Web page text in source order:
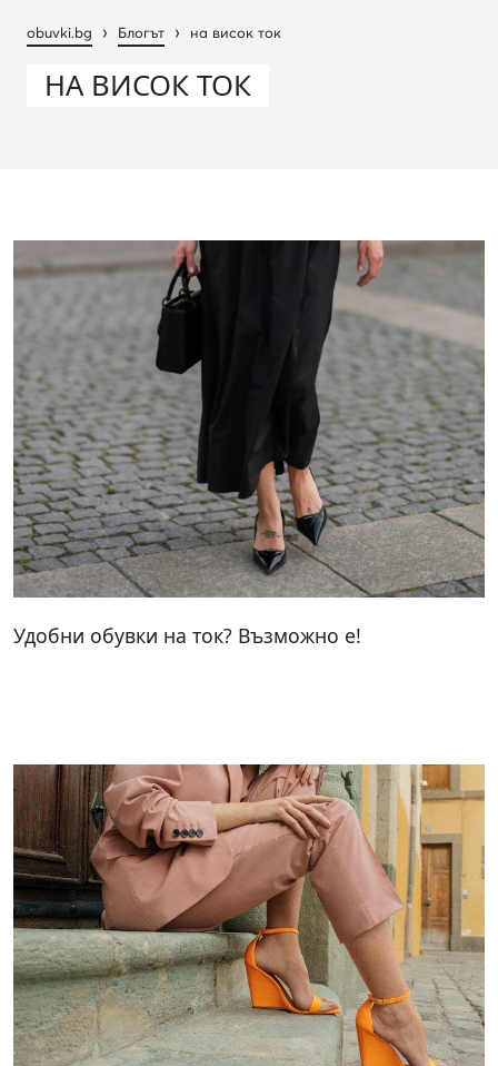
obuvki.bg › Блогът › на висок ток
НА ВИСОК ТОК
Удобни обувки на ток? Възможно е!